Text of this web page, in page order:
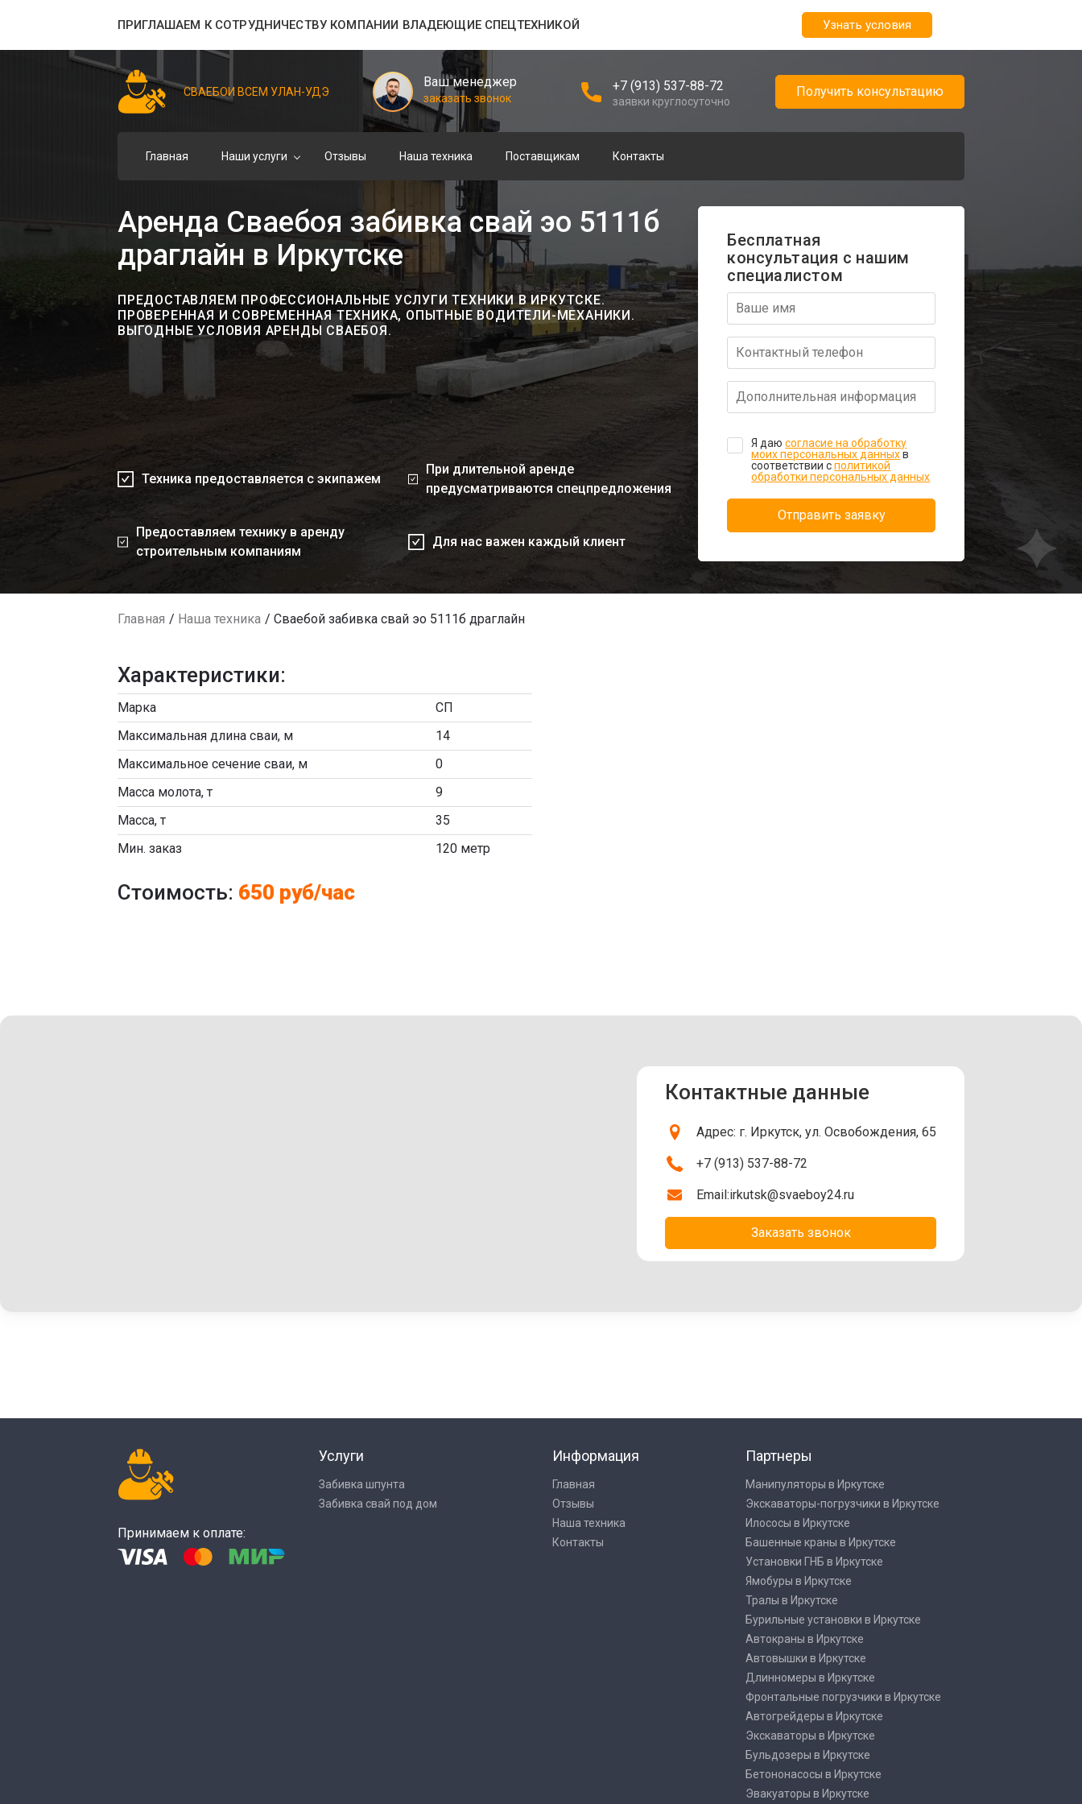
ПРИГЛАШАЕМ К СОТРУДНИЧЕСТВУ КОМПАНИИ ВЛАДЕЮЩИЕ СПЕЦТЕХНИКОЙ Узнать условия
СВАЕБОИ ВСЕМ УЛАН-УДЭ
Ваш менеджер
заказать звонок
+7 (913) 537-88-72
заявки круглосуточно
Получить консультацию
Главная Наши услуги Отзывы Наша техника Поставщикам Контакты
Аренда Сваебоя забивка свай эо 5111б
драглайн в Иркутске
ПРЕДОСТАВЛЯЕМ ПРОФЕССИОНАЛЬНЫЕ УСЛУГИ ТЕХНИКИ В ИРКУТСКЕ.
ПРОВЕРЕННАЯ И СОВРЕМЕННАЯ ТЕХНИКА, ОПЫТНЫЕ ВОДИТЕЛИ-МЕХАНИКИ.
ВЫГОДНЫЕ УСЛОВИЯ АРЕНДЫ СВАЕБОЯ.
Техника предоставляется с экипажем
При длительной аренде
предусматриваются спецпредложения
Предоставляем технику в аренду
строительным компаниям
Для нас важен каждый клиент
Бесплатная
консультация с нашим
специалистом
Я даюсогласие на обработку
моих персональных данныхв
соответствии сполитикой
обработки персональных данных
Отправить заявку
Главная Наша техника Сваебой забивка свай эо 5111б драглайн
Характеристики:
Марка
СП
Максимальная длина сваи, м
14
Максимальное сечение сваи, м
0
Масса молота, т
9
Масса, т
35
Мин. заказ
120 метр
Стоимость: 650 руб/час
Контактные данные
Адрес: г. Иркутск, ул. Освобождения, 65
+7 (913) 537-88-72
Email:irkutsk@svaeboy24.ru
Заказать звонок
Принимаем к оплате:
Услуги
Забивка шпунта
Забивка свай под дом
Информация
Главная
Отзывы
Наша техника
Контакты
Партнеры
Манипуляторы в Иркутске
Экскаваторы-погрузчики в Иркутске
Илососы в Иркутске
Башенные краны в Иркутске
Установки ГНБ в Иркутске
Ямобуры в Иркутске
Тралы в Иркутске
Бурильные установки в Иркутске
Автокраны в Иркутске
Автовышки в Иркутске
Длинномеры в Иркутске
Фронтальные погрузчики в Иркутске
Автогрейдеры в Иркутске
Экскаваторы в Иркутске
Бульдозеры в Иркутске
Бетононасосы в Иркутске
Эвакуаторы в Иркутске